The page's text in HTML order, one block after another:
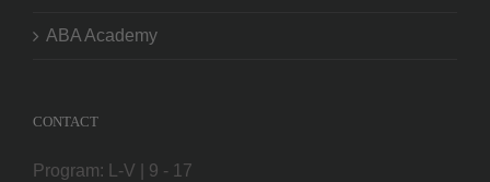
ABA Academy
CONTACT
Program: L-V | 9 - 17